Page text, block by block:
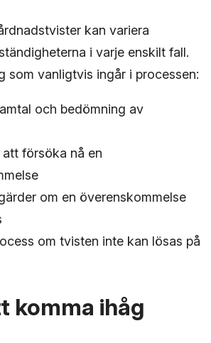
kan variera
i varje enskilt fall.
som vanligtvis ingår i processen:
och bedömning av
försöka nå en
om en överenskommelse
om tvisten inte kan lösas på
komma ihåg